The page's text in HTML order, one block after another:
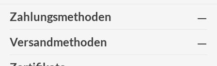
Zahlungsmethoden
Versandmethoden